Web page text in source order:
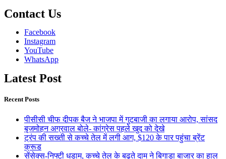
Contact Us
Facebook
Instagram
YouTube
WhatsApp
Latest Post
Recent Posts
पीसीसी चीफ दीपक बैज ने भाजपा में गुटबाजी का लगाया आरोप, सांसद
बृजमोहन अग्रवाल बोले- कांग्रेस पहले खुद को देखे
ट्रंप की सख्ती से कच्चे तेल में लगी आग, $120 के पार पहुंचा ब्रेंट
क्रूड
सेंसेक्स-निफ्टी धड़ाम, कच्चे तेल के बढ़ते दाम ने बिगाड़ा बाजार का हाल